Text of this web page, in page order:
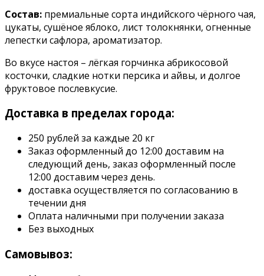
Состав: премиальные сорта индийского чёрного чая,
цукаты, сушёное яблоко, лист толокнянки, огненные
лепестки сафлора, ароматизатор.
Во вкусе настоя – лёгкая горчинка абрикосовой
косточки, сладкие нотки персика и айвы, и долгое
фруктовое послевкусие.
Доставка в пределах города:
250 рублей за каждые 20 кг
Заказ оформленный до 12:00 доставим на
следующий день, заказ оформленный после
12:00 доставим через день.
доставка осуществляется по согласованию в
течении дня
Оплата наличными при получении заказа
Без выходных
Самовывоз: